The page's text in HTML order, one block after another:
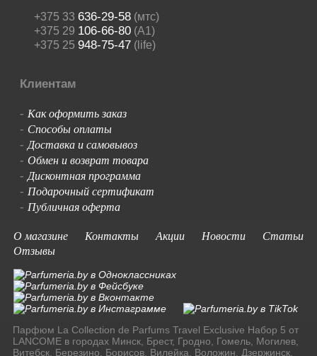
+375 33 636-29-58(мтс)
+375 29 106-66-80(A1)
+375 25 948-75-47(life)
Клиентам
- Как оформить заказ
- Способы оплаты
-Доставка и самовывоз
- Обмен и возврат товара
-Дисконтная программа
- Подарочный сертификат
- Публичная оферта
О магазине
Контакты Акции Новости
Статьи
Отзывы
Парфюм La Collection de Parfums Travel Exclusive Набор 5 от
LANCOME в городах Минск, Брест, Гродно, Гомель, Могилев,
Витебск, Березино, Борисов, Вилейка, Воложин, Дзержинск,